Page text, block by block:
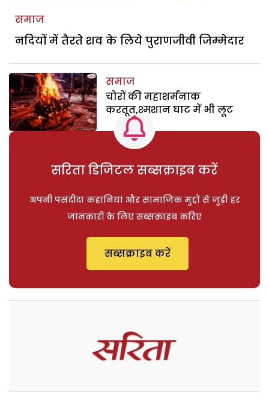
समाज
नदियों में तैरते शव के लिये पुराणजीवी जिम्मेदार
समाज
चोरों की महाशर्मनाक
करतूत,श्मशान घाट में भी लूट
सरिता डिजिटल सब्सक्राइब करें
अपनी पसंदीदा कहानियां और सामाजिक मुद्दों से जुड़ी हर
जानकारी के लिए सब्सक्राइब करिए
सब्सक्राइब करें